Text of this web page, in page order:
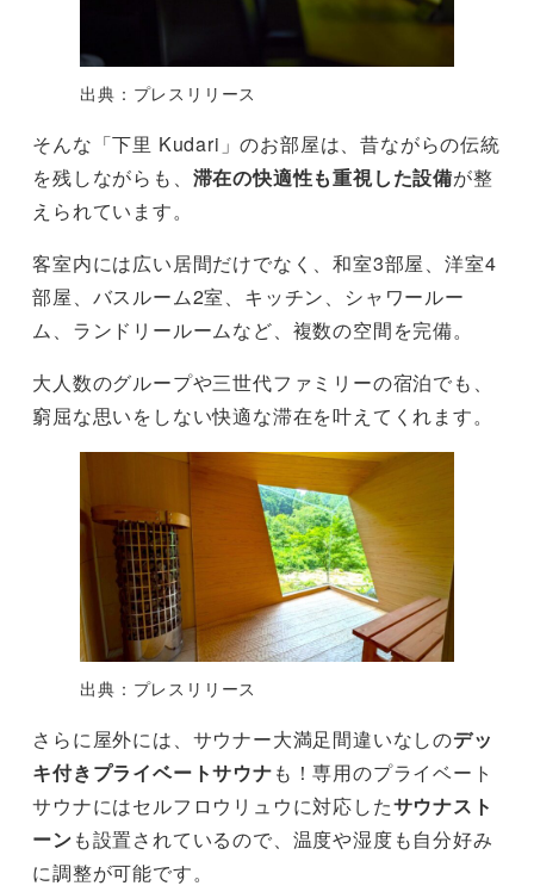
出典：プレスリリース
そんな「下里 Kudari」のお部屋は、昔ながらの伝統
を残しながらも、 滞在の快適性も重視した設備が整
えられています。
客室内には広い居間だけでなく、和室3部屋、洋室4
部屋、バスルーム2室、キッチン、シャワールー
ム、ランドリールームなど、複数の空間を完備。
大人数のグループや三世代ファミリーの宿泊でも、
窮屈な思いをしない快適な滞在を叶えてくれます。
出典：プレスリリース
さらに屋外には、サウナー大満足間違いなしのデッ
キ付きプライベートサウナも！専用のプライベート
サウナにはセルフロウリュウに対応したサウナスト
ーンも設置されているので、温度や湿度も自分好み
に調整が可能です。